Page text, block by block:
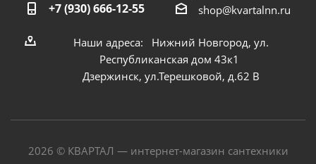
+7 (930) 666-12-55 shop@kvartalnn.ru
Наши адреса: Нижний Новгород, ул.
Республиканская дом 43к1
Дзержинск, ул.Терешковой, д.62 В
2026 © КВАРТАЛ — интернет-магазин сантехники